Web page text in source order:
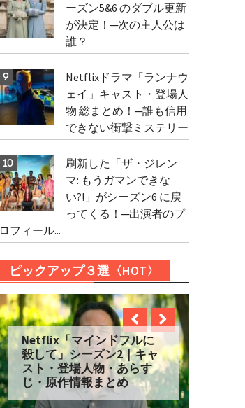
ーズン5&6 のダブル更新
が決定！─次の主人公は
誰？
Netflixドラマ「ランナウ
ェイ」キャスト・登場人
物 総まとめ！─誰も信用
できない衝撃ミステリー
刷新した「ザ・ジレン
マ: もうガマンできな
い?!」がシーズン6 に戻
ってくる！─出演者のプ
ロフィール...
ピックアップ３選〈HOT〉
Netflix「マインドフルに
殺して」シーズン2｜キャ
スト・登場人物・あらす
じ・原作情報まとめ